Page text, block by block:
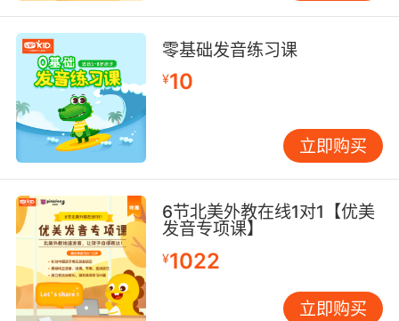
零基础发音练习课
¥10
立即购买
6节北美外教在线1对1【优美
发音专项课】
¥1022
立即购买